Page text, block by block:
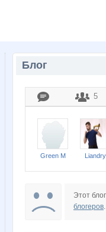
Блог
5
Green M Liandry
Этот
блогеров.